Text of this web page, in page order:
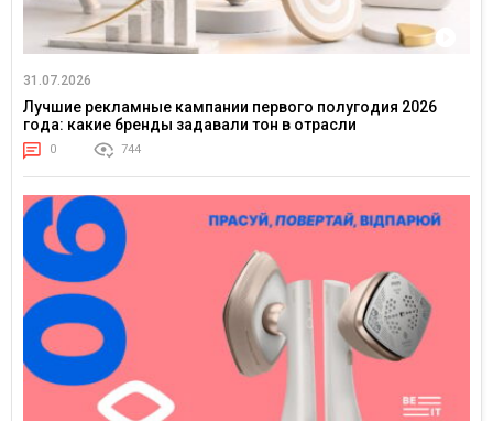
31.07.2026
Лучшие рекламные кампании первого полугодия 2026
года: какие бренды задавали тон в отрасли
0 744